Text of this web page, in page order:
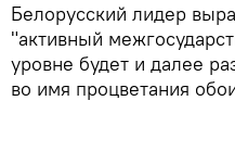
Белорусский лидер
"активный
уровне будет и далее
во имя процветания